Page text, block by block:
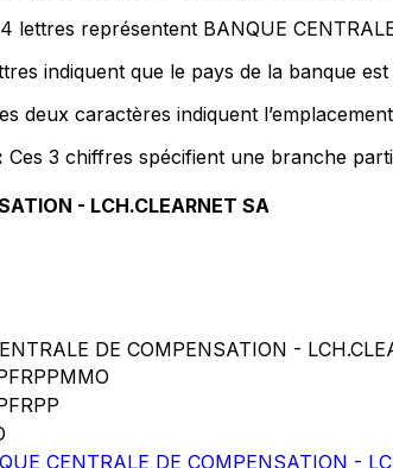
lettres représentent BANQUE
indiquent que le pays de la banque
deux caractères indiquent
Ces 3 chiffres spécifient une branche
- LCH.CLEARNET SA
DE COMPENSATION -
CENTRALE DE COMPENSATION -